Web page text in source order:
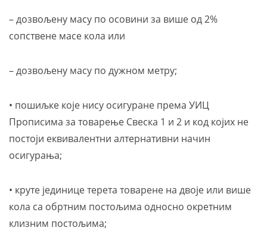
– дозвољену масу по осовини за више од 2%
сопствене масе кола или
– дозвољену масу по дужном метру;
• пошиљке које нису осигуране према УИЦ
Прописима за товарење Свеска 1 и 2 и код којих не
постоји еквивалентни алтернативни начин
осигурања;
• круте јединице терета товарене на двоје или више
кола са обртним постољима односно окретним
клизним постољима;